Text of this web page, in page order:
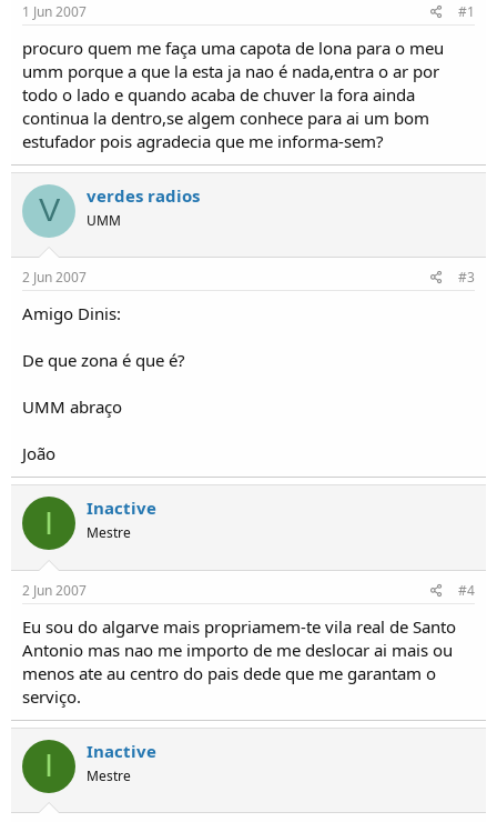
o
r
e
T
ó
p
i
c
o
í
i
o
1 Jun 2007 #1
procuro quem me faça uma capota de lona para o meu
umm porque a que la esta ja nao é nada,entra o ar por
todo o lado e quando acaba de chuver la fora ainda
continua la dentro,se algem conhece para ai um bom
estufador pois agradecia que me informa-sem?
V verdes radios
UMM
2 Jun 2007 #3
Amigo Dinis:
De que zona é que é?
UMM abraço
João
I Inactive
Mestre
2 Jun 2007 #4
Eu sou do algarve mais propriamem-te vila real de Santo
Antonio mas nao me importo de me deslocar ai mais ou
menos ate au centro do pais dede que me garantam o
serviço.
I Inactive
Mestre